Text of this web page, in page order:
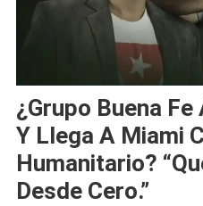
¿Grupo Buena
Y Llega A Miami
Humanitario?
Desde Cero.”